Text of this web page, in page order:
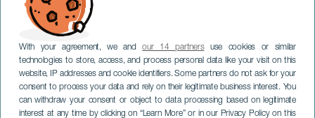
With your agreement, we andour 14 partnersuse cookies or similar
technologies to store, access, and process personal data like your visit on this
website, IP addresses and cookie identifiers. Some partners do not ask for your
consent to process your data and rely on their legitimate business interest. You
can withdraw your consent or object to data processing based on legitimate
interest at any time by clicking on “Learn More” or in our Privacy Policy on this
GRAN CANARIA